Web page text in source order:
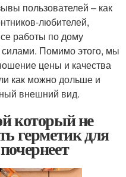
пользователей – как
любителей,
работы по дому
Помимо этого, мы
цены и качества
как можно дольше и
внешний вид.
который не
герметик для